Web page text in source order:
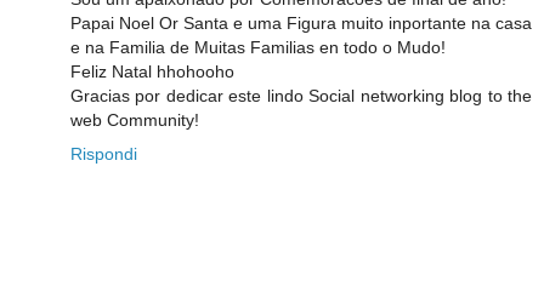
Papai Noel Or Santa e uma Figura muito inportante na casa
e na Familia de Muitas Familias en todo o Mudo!
Feliz Natal hhohooho
Gracias por dedicar este lindo Social networking blog to the
web Community!
Rispondi